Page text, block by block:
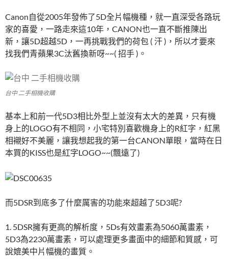
Canon自從2005年發佈了5D全片幅機種，就一直深受各路玩
家的喜愛，一路走來這10年，CANON也一直不斷推陳出
新，讓5D超越5D，一再挑戰我們的荷包 ( 汗 )，所以才要來
找我們青蘋果3C汰舊換新呀~~( 招手 )。
台中 二手相機收購
基本上和前一代5D3相比外型上並沒有太大的差異，只有機
身上的LOGO有不相同，小宅特別喜歡機身上的R紅字，紅黑
相襯好不美麗，讓我想起我的第一台CANON單眼，當時在日
本買的KISS也是紅字LOGO~~(飄遠了)
而5DSR到底多了什麼厲害的功能來超越了5D3呢?
1. 5DSR擁有更高的解析度，5Ds有效畫素為5060萬畫素，
5D3為2230萬畫素，可以處理更多畫面中的細節和質感，可
說媲美中片幅機的畫質。